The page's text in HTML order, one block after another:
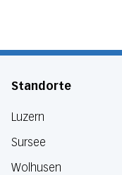
Standorte
Luzern
Sursee
Wolhusen